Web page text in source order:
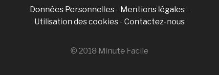
Données Personnelles - Mentions légales -
Utilisation des cookies - Contactez-nous
© 2018 Minute Facile